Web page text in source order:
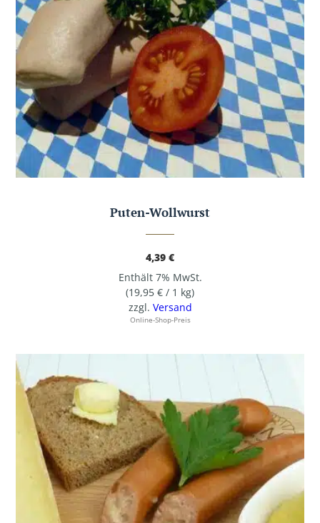
Puten-Wollwurst
4,39 €
Enthält 7% MwSt.
(19,95 € / 1 kg)
zzgl. Versand
Online-Shop-Preis